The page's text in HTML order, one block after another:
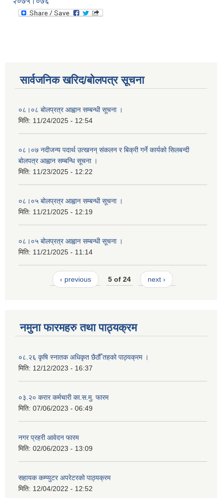
सार्वजनिक खरिद/बोलपत्र सूचना
०८।०८ बोलप्रत्र आह्वान सम्बन्धी सूचना ।
मिति: 11/24/2025 - 12:54
०८।०७ नदीजन्य पदार्थ उत्खनन् संकलन र बिक्री गर्ने कार्यको सिलबन्दी
बोलपत्र आह्वान सम्बन्धि सूचना ।
मिति: 11/23/2025 - 12:22
०८।०५ बोलप्रत्र आह्वान सम्बन्धी सूचना ।
मिति: 11/21/2025 - 12:19
०८।०५ बोलप्रत्र आह्वान सम्बन्धी सूचना ।
मिति: 11/21/2025 - 11:14
‹ previous 5 of 24 next ›
नमुना फारमहरु तथा पाठ्यक्रम
०८.२६ कृषि स्‍नातक अधिकृत छैठौँ तहको पाठ्यक्रम ।
मिति: 12/12/2023 - 16:37
०३.२० करार कर्मचारी का.स.मु. फारम
मिति: 07/06/2023 - 06:49
नगर प्रहरी आवेदन फारम
मिति: 02/06/2023 - 13:09
सहायक कम्प्युटर अपरेटरको पाठ्यक्रम
मिति: 12/04/2022 - 12:52